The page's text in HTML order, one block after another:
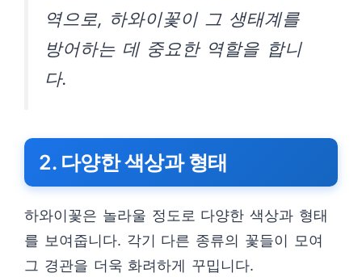
역으로, 하와이꽃이 그 생태계를
방어하는 데 중요한 역할을 합니
다.
2. 다양한 색상과 형태
하와이꽃은 놀라울 정도로 다양한 색상과 형태
를 보여줍니다. 각기 다른 종류의 꽃들이 모여
그 경관을 더욱 화려하게 꾸밉니다.